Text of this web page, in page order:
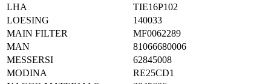
LHA
TIE16P102
LOESING
140033
MAIN FILTER
MF0062289
MAN
81066680006
MESSERSI
62845008
MODINA
RE25CD1